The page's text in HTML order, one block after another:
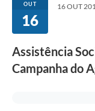
OUT
16
16 OUT
Assistência
Campanha do